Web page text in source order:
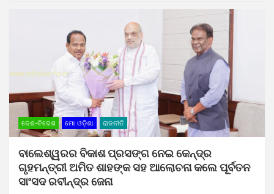
ଦେଶ-ବିଦେଶ ମୋ ଓଡ଼ିଶା ରାଜନୀତି
ବାଲେଶ୍ୱରର ବିକାଶ ପ୍ରସଙ୍ଗ ନେଇ କେନ୍ଦ୍ର
ଗୃହମନ୍ତ୍ରୀ ଅମିତ ଶାହଙ୍କ ସହ ଆଲୋଚନା କଲେ ପୂର୍ବତନ
ସାଂସଦ ରବୀନ୍ଦ୍ର ଜେନା